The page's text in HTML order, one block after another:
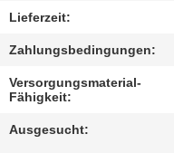
Lieferzeit:
Zahlungsbedingungen:
Versorgungsmaterial-
Fähigkeit:
Ausgesucht: